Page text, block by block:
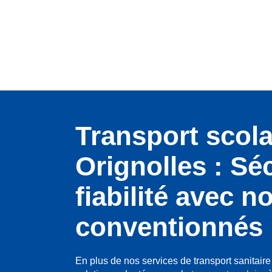
Transport
Orignolles :
fiabilité avec
conventionnés
En plus de nos services de transport